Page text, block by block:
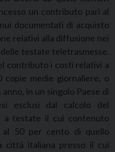
un contributo pari al
documentati di acquisto
relativi alla diffusione nei
testate teletrasmesse.
contributo i costi relativi a
medie giornaliere, o
in un singolo Paese di
esclusi dal calcolo del
testate il cui contenuto
al 50 per cento di quello
città italiana presso il cui